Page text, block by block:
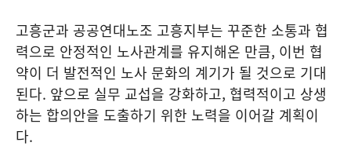
고흥군과 공공연대노조 고흥지부는 꾸준한 소통과 협
력으로 안정적인 노사관계를 유지해온 만큼, 이번 협
약이 더 발전적인 노사 문화의 계기가 될 것으로 기대
된다. 앞으로 실무 교섭을 강화하고, 협력적이고 상생
하는 합의안을 도출하기 위한 노력을 이어갈 계획이
다.